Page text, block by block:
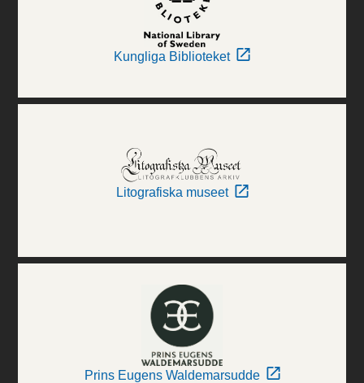
Kungliga Biblioteket
Litografiska museet
Prins Eugens Waldemarsudde